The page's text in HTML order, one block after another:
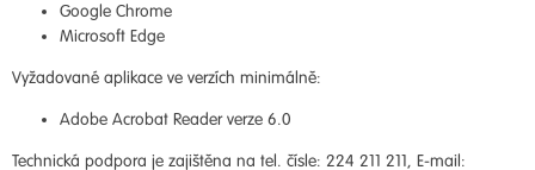
Google Chrome
Microsoft Edge
Vyžadované aplikace ve verzích minimálně:
Adobe Acrobat Reader verze 6.0
Technická podpora je zajištěna na tel. čísle: 224 211 211, E-mail: